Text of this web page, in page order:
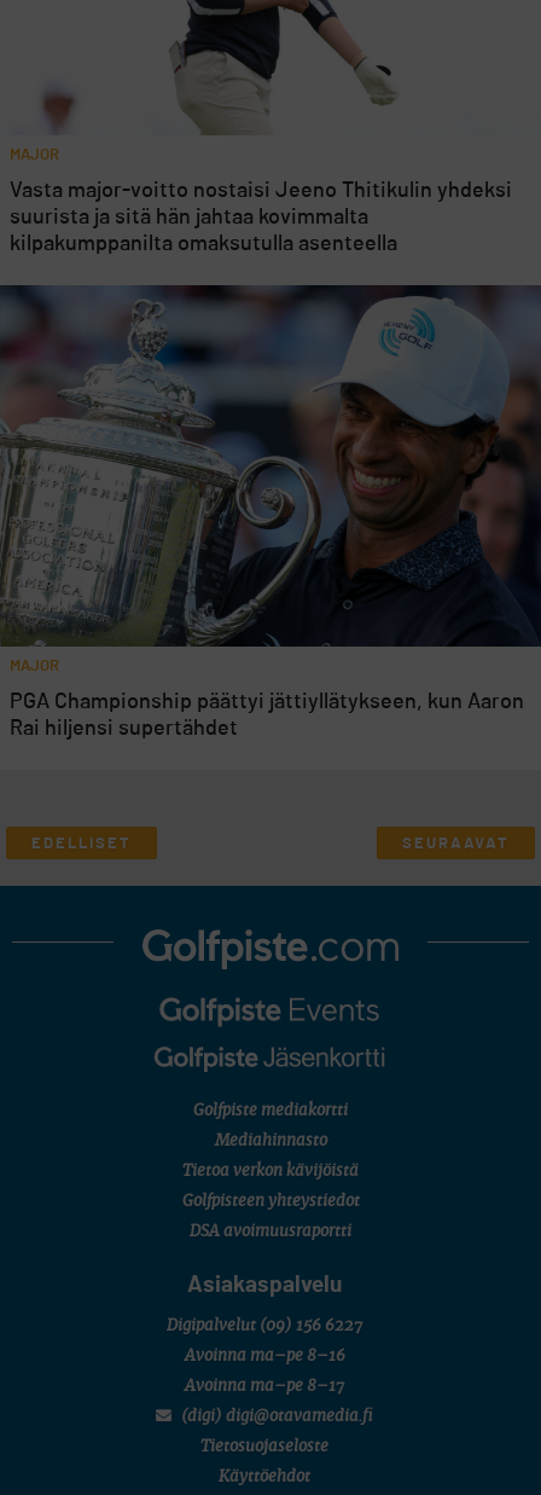
MAJOR
Vasta major-voitto nostaisi Jeeno Thitikulin yhdeksi
suurista ja sitä hän jahtaa kovimmalta
kilpakumppanilta omaksutulla asenteella
MAJOR
PGA Championship päättyi jättiyllätykseen, kun Aaron
Rai hiljensi supertähdet
EDELLISET SEURAAVAT
Golfpiste mediakortti
Mediahinnasto
Tietoa verkon kävijöistä
Golfpisteen yhteystiedot
DSA avoimuusraportti
Asiakaspalvelu
Digipalvelut (09) 156 6227
Avoinna ma–pe 8–16
Avoinna ma–pe 8–17
(digi) digi@otavamedia.fi
Tietosuojaseloste
Käyttöehdot